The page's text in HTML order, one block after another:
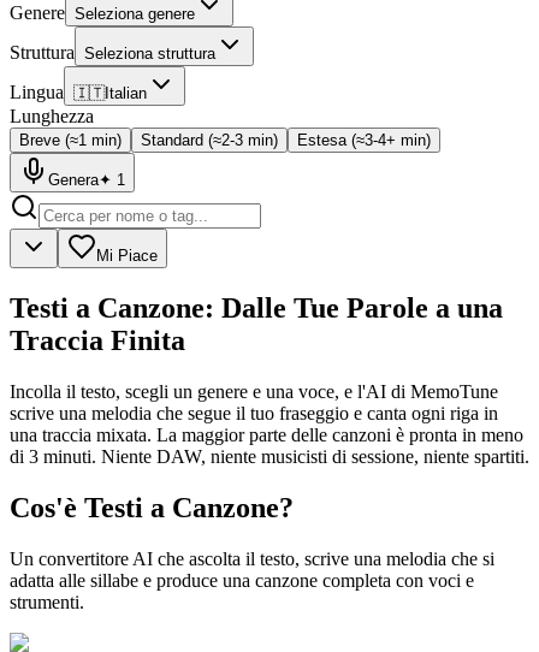
Genere Seleziona genere
Struttura Seleziona struttura
Lingua 🇮🇹Italian
Lunghezza
Breve (≈1 min) Standard (≈2-3 min) Estesa (≈3-4+ min)
Genera✦ 1
Mi Piace
Testi a Canzone: Dalle Tue Parole a una
Traccia Finita
Incolla il testo, scegli un genere e una voce, e l'AI di MemoTune
scrive una melodia che segue il tuo fraseggio e canta ogni riga in
una traccia mixata. La maggior parte delle canzoni è pronta in meno
di 3 minuti. Niente DAW, niente musicisti di sessione, niente spartiti.
Cos'è Testi a Canzone?
Un convertitore AI che ascolta il testo, scrive una melodia che si
adatta alle sillabe e produce una canzone completa con voci e
strumenti.